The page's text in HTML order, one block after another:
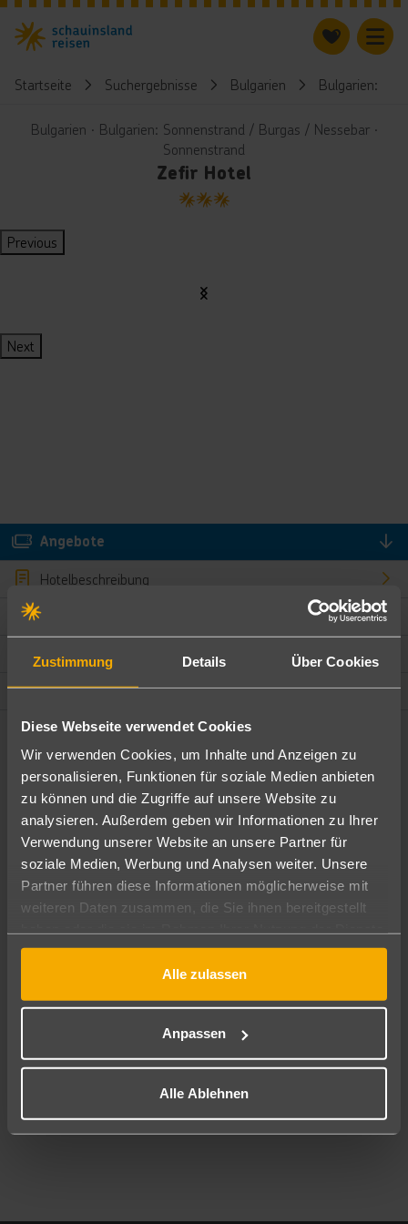
Zustimmung Details Über Cookies
Diese Webseite verwendet Cookies
Wir verwenden Cookies, um Inhalte und Anzeigen zu
personalisieren, Funktionen für soziale Medien anbieten
zu können und die Zugriffe auf unsere Website zu
analysieren. Außerdem geben wir Informationen zu Ihrer
Verwendung unserer Website an unsere Partner für
soziale Medien, Werbung und Analysen weiter. Unsere
Partner führen diese Informationen möglicherweise mit
weiteren Daten zusammen, die Sie ihnen bereitgestellt
gesammelt haben.
Alle zulassen
Anpassen
Alle Ablehnen
Startseite Suchergebnisse Bulgarien Bulgarien:
Bulgarien ∙ Bulgarien: Sonnenstrand / Burgas / Nessebar ∙
Sonnenstrand
Zefir Hotel
3
Previous
Next
Angebote
Hotelbeschreibung
Hotelmerkmale
Bewertungen
Lage und Umgebung
Angebote filtern
Ändere die Kriterien nach deinen Wünschen
Pauschal Nur Hotel
Abflughafen
Reisezeitraum
11.08.26–09.08.27 7-21 Nächte
2 Erwachsene Keine Kinder